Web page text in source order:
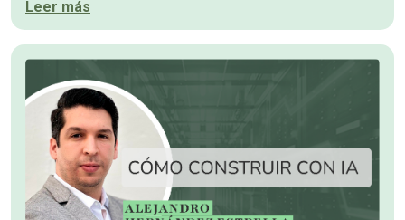
Leer más